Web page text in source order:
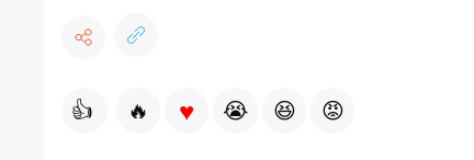
👍 🔥 ♥ 😭 😆 😡